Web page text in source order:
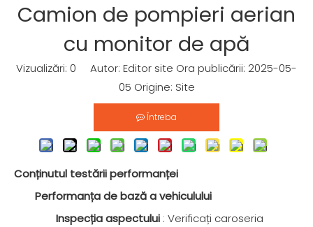
Camion de pompieri aerian
cu monitor de apă
Vizualizări: 0 Autor: Editor site Ora publicării: 2025-05-
05 Origine: Site
Întreba
Conținutul testării performanței
Performanța de bază a vehiculului
Inspecția aspectului : Verificați caroseria